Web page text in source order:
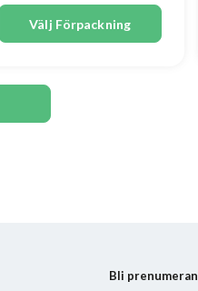
Välj Förpackning
Bli